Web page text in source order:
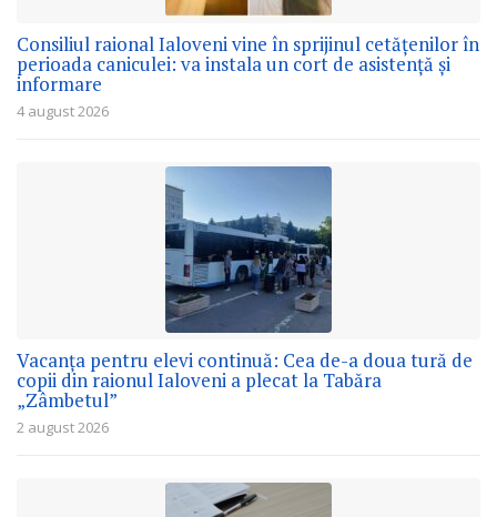
Consiliul raional Ialoveni vine în sprijinul cetățenilor în
perioada caniculei: va instala un cort de asistență și
informare
4 august 2026
Vacanța pentru elevi continuă: Cea de-a doua tură de
copii din raionul Ialoveni a plecat la Tabăra
„Zâmbetul”
2 august 2026